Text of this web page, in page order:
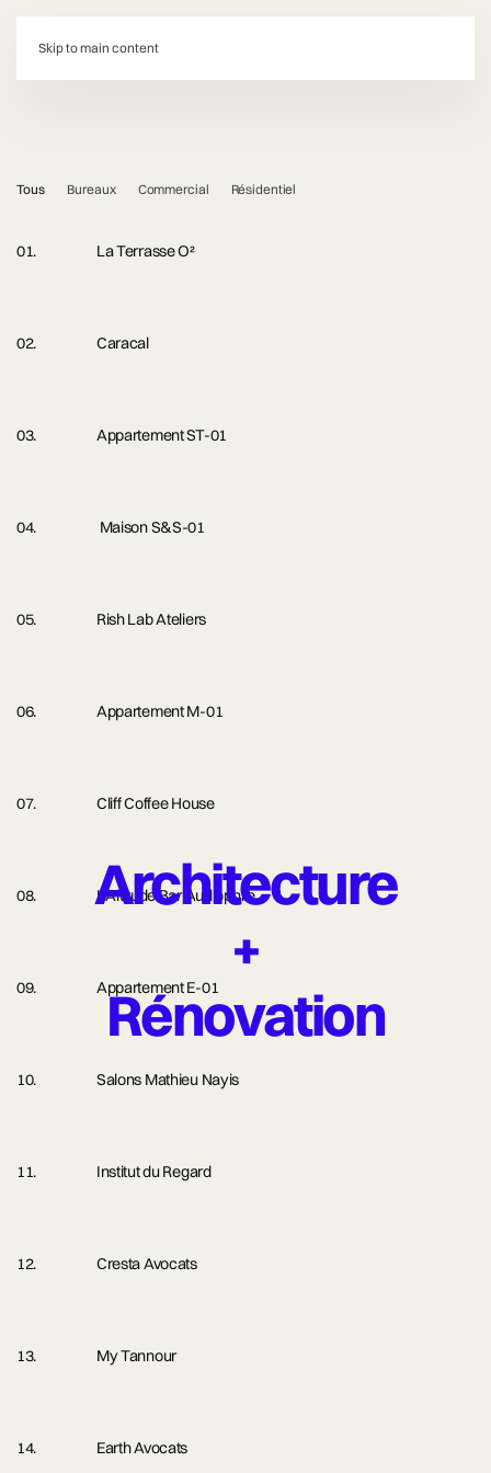
Skip to main content
d:
Tous Bureaux Commercial Résidentiel
La Terrasse O²
Caracal
Appartement ST-01
Maison S&S-01
Rish Lab Ateliers
Appartement M-01
Cliff Coffee House
L’Altitude Bar Audiophile
Appartement E-01
Salons Mathieu Nayis
Institut du Regard
Cresta Avocats
My Tannour
Earth Avocats
Architecture
+
Rénovation